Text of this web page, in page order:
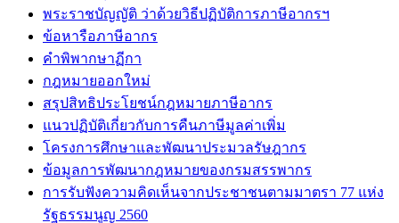
พระราชบัญญัติ ว่าด้วยวิธีปฏิบัติการภาษีอากรฯ
ข้อหารือภาษีอากร
คำพิพากษาฏีกา
กฎหมายออกใหม่
สรุปสิทธิประโยชน์กฎหมายภาษีอากร
แนวปฏิบัติเกี่ยวกับการคืนภาษีมูลค่าเพิ่ม
โครงการศึกษาและพัฒนาประมวลรัษฎากร
ข้อมูลการพัฒนากฎหมายของกรมสรรพากร
การรับฟังความคิดเห็นจากประชาชนตามมาตรา 77 แห่ง
รัฐธรรมนูญ 2560